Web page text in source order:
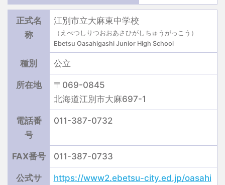
正式名
称
江別市立大麻東中学校
（えべつしりつおおあさひがしちゅうがっこう）
Ebetsu Oasahigashi Junior High School
種別 公立
所在地
〒069-0845
北海道江別市大麻697-1
電話番
号
011-387-0732
FAX番号 011-387-0733
公式サ
https://www2.ebetsu-city.ed.jp/oasahi